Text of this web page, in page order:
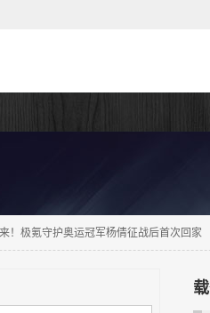
！极氪守护奥运冠军杨倩征战后首次回家